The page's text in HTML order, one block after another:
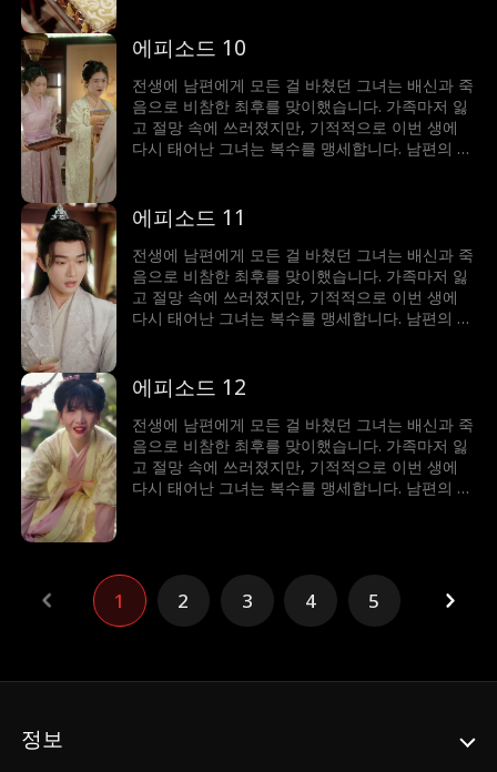
수극을 지켜보세요.
에피소드 10
전생에 남편에게 모든 걸 바쳤던 그녀는 배신과 죽
음으로 비참한 최후를 맞이했습니다. 가족마저 잃
고 절망 속에 쓰러졌지만, 기적적으로 이번 생에
다시 태어난 그녀는 복수를 맹세합니다. 남편의 정
수극을 지켜보세요.
에피소드 11
전생에 남편에게 모든 걸 바쳤던 그녀는 배신과 죽
음으로 비참한 최후를 맞이했습니다. 가족마저 잃
고 절망 속에 쓰러졌지만, 기적적으로 이번 생에
다시 태어난 그녀는 복수를 맹세합니다. 남편의 정
수극을 지켜보세요.
에피소드 12
전생에 남편에게 모든 걸 바쳤던 그녀는 배신과 죽
음으로 비참한 최후를 맞이했습니다. 가족마저 잃
고 절망 속에 쓰러졌지만, 기적적으로 이번 생에
다시 태어난 그녀는 복수를 맹세합니다. 남편의 정
1 2 3 4 5
정보